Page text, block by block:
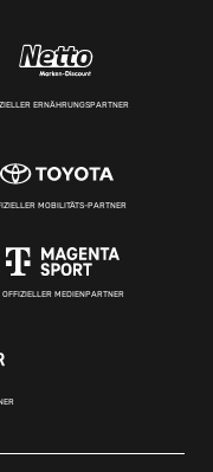
ERNÄHRUNGSPARTNER
MOBILITÄTS-PARTNER
OFFIZIELLER MEDIENPARTNER